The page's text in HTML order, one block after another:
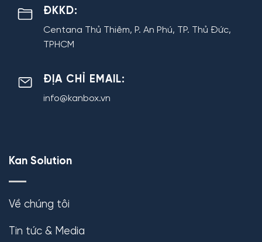
ĐKKD:
Centana Thủ Thiêm, P. An Phú, TP. Thủ Đức,
TPHCM
ĐỊA CHỈ EMAIL:
info@kanbox.vn
Kan Solution
Về chúng tôi
Tin tức & Media